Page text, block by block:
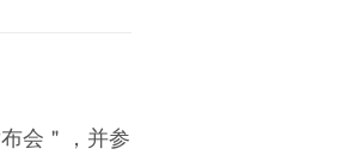
会＂，并参